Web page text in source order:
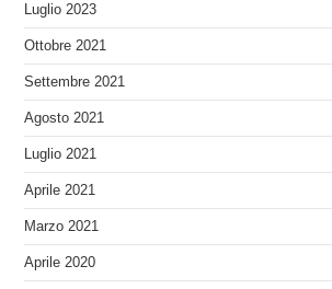
Luglio 2023
Ottobre 2021
Settembre 2021
Agosto 2021
Luglio 2021
Aprile 2021
Marzo 2021
Aprile 2020